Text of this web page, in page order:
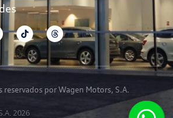
reservados por Wagen Motors, S.A.
2026